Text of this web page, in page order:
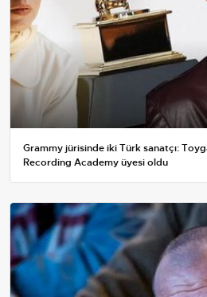
Grammy jürisinde iki Türk sanatçı:
Recording Academy üyesi oldu